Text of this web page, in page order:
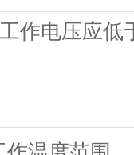
作电压应低